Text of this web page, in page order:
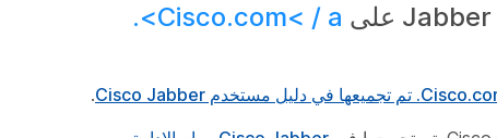
Cisco.com< / a>.
دليل مستخدم Cisco Jabber
.